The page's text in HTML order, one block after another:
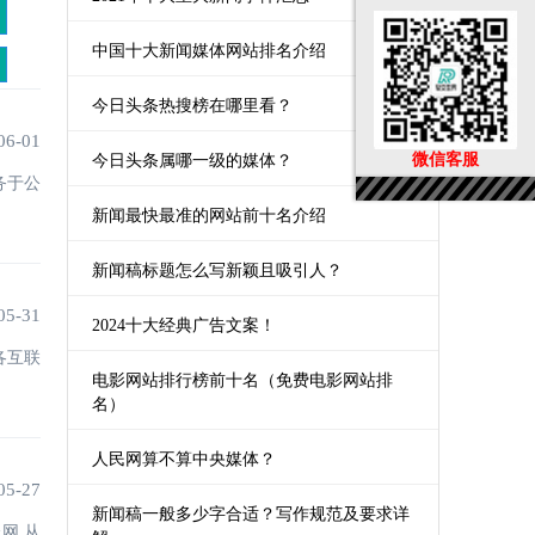
01
于公
31
互联
27
中国十大新闻媒体网站排名介绍
今日头条热搜榜在哪里看？
今日头条属哪一级的媒体？
新闻最快最准的网站前十名介绍
新闻稿标题怎么写新颖且吸引人？
2024十大经典广告文案！
电影网站排行榜前十名（免费电影网站排
名）
人民网算不算中央媒体？
新闻稿一般多少字合适？写作规范及要求详
微信客服